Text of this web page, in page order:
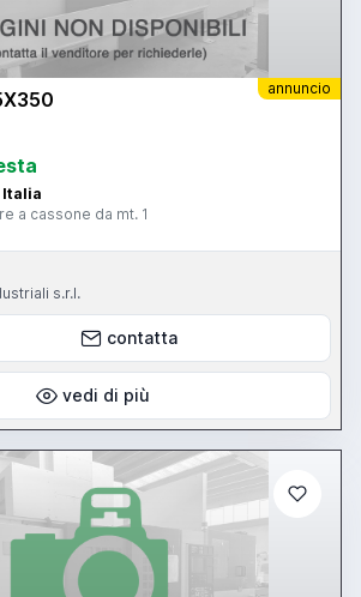
annuncio
Italia
a cassone da mt. 1
s.r.l.
contatta
vedi di più